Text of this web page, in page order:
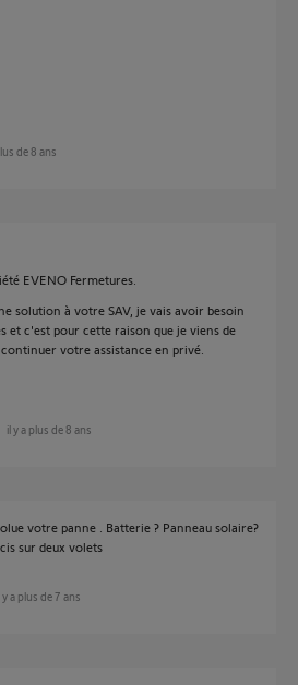
de 8 ans
EVENO Fermetures.
solution à votre SAV, je vais avoir besoin
et c'est pour cette raison que je viens de
votre assistance en privé.
il y a plus de 8 ans
votre panne . Batterie ? Panneau solaire?
sur deux volets
y a plus de 7 ans